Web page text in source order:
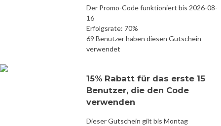
Der Promo-Code funktioniert bis 2026-08-
16
Erfolgsrate: 70%
69 Benutzer haben diesen Gutschein
verwendet
15% Rabatt für das erste 15
Benutzer, die den Code
verwenden
Dieser Gutschein gilt bis Montag